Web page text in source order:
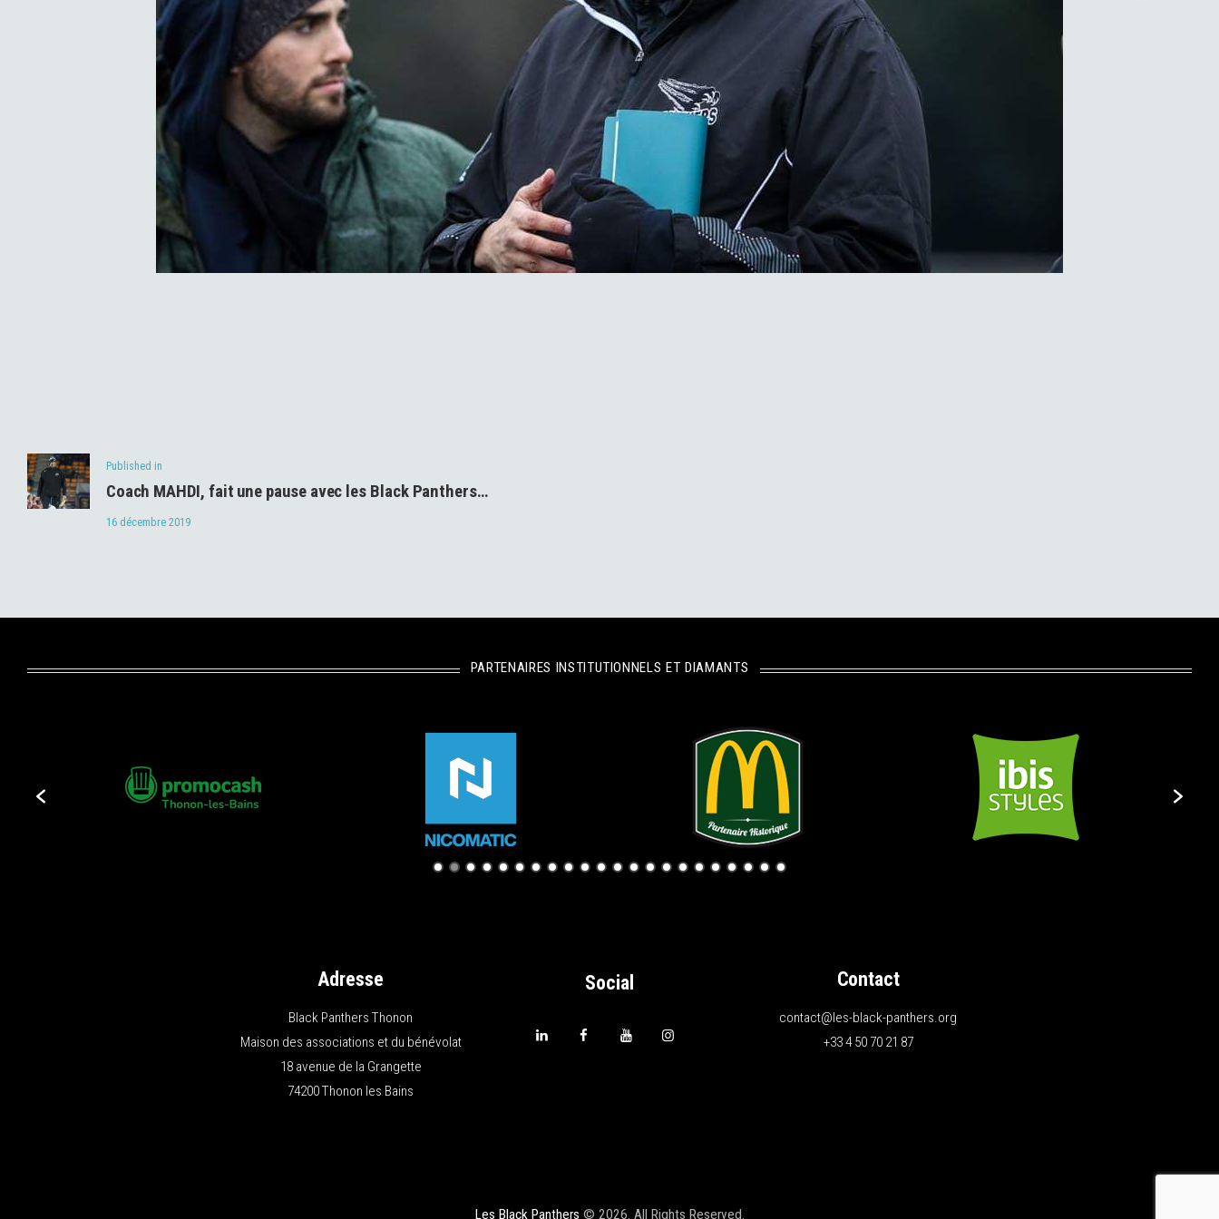
de
l’article
Published in
post:
Coach MAHDI, fait une pause avec les Black Panthers…
16 décembre 2019
PARTENAIRES INSTITUTIONNELS ET DIAMANTS
Adresse
Black Panthers Thonon
Maison des associations et du bénévolat
18 avenue de la Grangette
74200 Thonon les Bains
Social Contact
contact@les-black-panthers.org
+33 4 50 70 21 87
Les Black Panthers © 2026. All Rights Reserved.